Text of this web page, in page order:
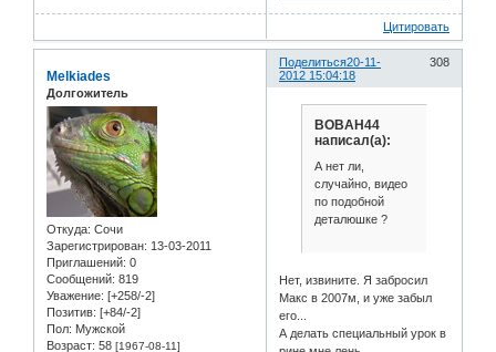
Цитировать
Поделиться 308
20-11-
2012 15:04:18
Melkiades
Долгожитель
Откуда: Сочи
Зарегистрирован: 13-03-2011
Приглашений: 0
Сообщений: 819
Уважение: [+258/-2]
Позитив: [+84/-2]
Пол: Мужской
Возраст: 58 [1967-08-11]
BOBAH44
написал(а):
А нет ли,
случайно, видео
по подобной
деталюшке ?
Нет, извините. Я забросил
Макс в 2007м, и уже забыл
его...
А делать специальный урок в